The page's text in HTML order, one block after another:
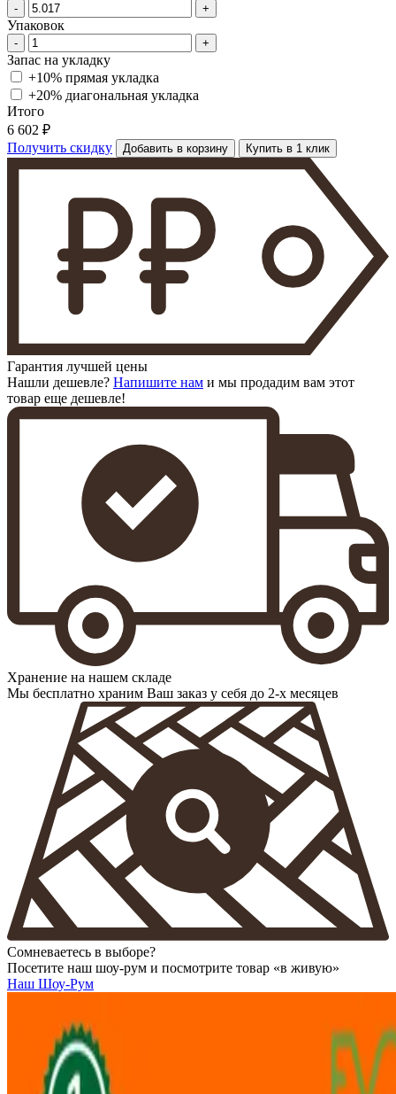
-
+
Упаковок
- +
Запас на укладку
+10% прямая укладка
+20% диагональная укладка
Итого
6 602 ₽
Получить скидку
Добавить в корзину Купить в 1 клик
Гарантия лучшей цены
Нашли дешевле? Напишите нам и мы продадим вам этот
товар еще дешевле!
Хранение на нашем складе
Мы бесплатно храним Ваш заказ у себя до 2-х месяцев
Сомневаетесь в выборе?
Посетите наш шоу-рум и посмотрите товар «в живую»
Наш Шоу-Рум